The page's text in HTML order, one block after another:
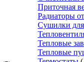
Приточная
Радиаторы
Сушилки
Тепловые
Тепловые